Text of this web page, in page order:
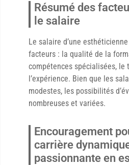
Résumé des
le salaire
Le salaire d’une
facteurs : la qualité de la
compétences spécialisées, le
l’expérience. Bien que les
modestes, les possibilités
nombreuses et variées.
Encouragement
carrière
passionnante en